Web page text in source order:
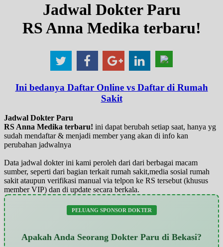
Jadwal Dokter Paru
RS Anna Medika terbaru!
Ini bedanya Daftar Online vs Daftar di Rumah
Sakit
Jadwal Dokter Paru
RS Anna Medika terbaru! ini dapat berubah setiap saat, hanya yg
sudah mendaftar & menjadi member yang akan di info kan
perubahan jadwalnya
Data jadwal dokter ini kami peroleh dari dari berbagai macam
sumber, seperti dari bagian terkait rumah sakit,media sosial rumah
sakit ataupun verifikasi manual via telpon ke RS tersebut (khusus
member VIP) dan di update secara berkala.
PELUANG SPONSOR DOKTER
Apakah Anda Seorang Dokter Paru di Bekasi?